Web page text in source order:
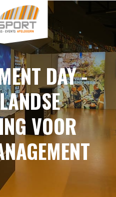
DAY -
VOOR